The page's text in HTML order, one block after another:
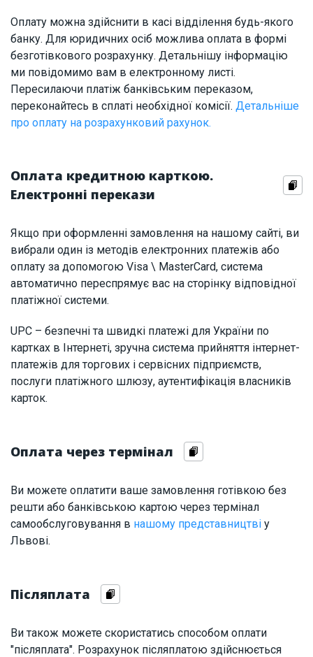
Оплату можна здійснити в касі відділення будь-якого
банку. Для юридичних осіб можлива оплата в формі
безготівкового розрахунку. Детальнішу інформацію
ми повідомимо вам в електронному листі.
Пересилаючи платіж банківським переказом,
переконайтесь в сплаті необхідної комісії. Детальніше
про оплату на розрахунковий рахунок.
Оплата кредитною карткою.
Електронні перекази
Якщо при оформленні замовлення на нашому сайті, ви
вибрали один із методів електронних платежів або
оплату за допомогою Visa \ MasterCard, система
автоматично переспрямує вас на сторінку відповідної
платіжної системи.
UPC – безпечні та швидкі платежі для України по
картках в Інтернеті, зручна система прийняття інтернет-
платежів для торгових і сервісних підприємств,
послуги платіжного шлюзу, аутентифікація власників
карток.
Оплата через термінал
Ви можете оплатити ваше замовлення готівкою без
решти або банківською картою через термінал
самообслуговування в нашому представництві у
Львові.
Післяплата
Ви також можете скористатись способом оплати
"післяплата". Розрахунок післяплатою здійснюється